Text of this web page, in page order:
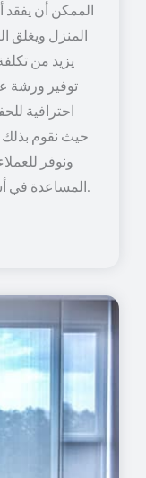
الممكن أن
المنزل ويغلق
يزيد من
توفير ورشة
احترافية
حيث نقوم
ونوفر
المساعدة في أسرع وقت ممكن من قبل الفنيين لدينا.